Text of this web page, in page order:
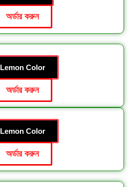
অর্ডার করুন
Lemon Color
অর্ডার করুন
Lemon Color
অর্ডার করুন